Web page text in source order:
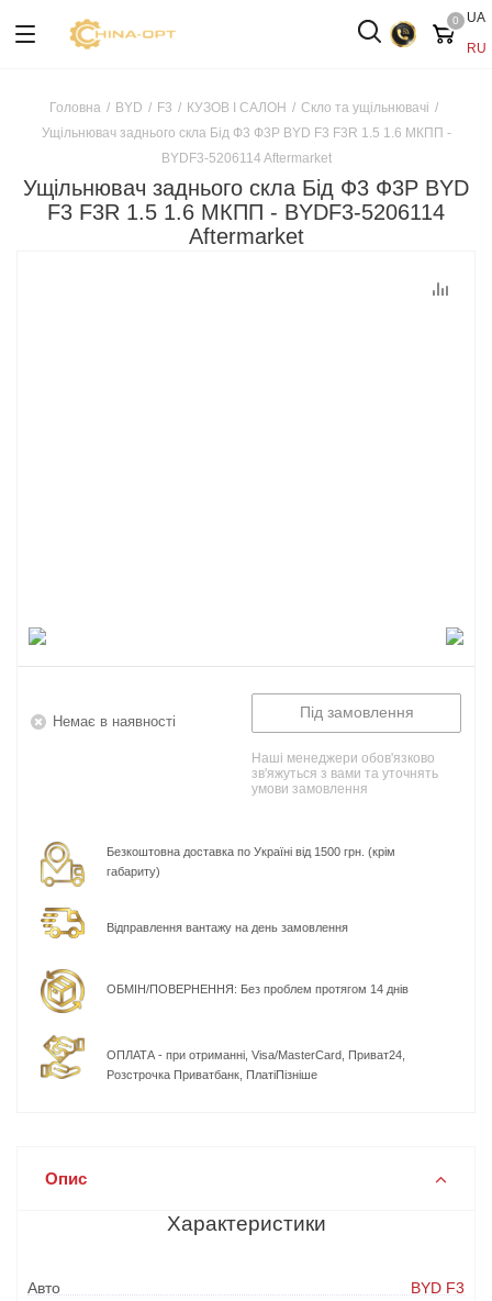
UA
RU
0
Головна / BYD / F3 / КУЗОВ І САЛОН / Скло та ущільнювачі /
Ущільнювач заднього скла Бід Ф3 Ф3Р BYD F3 F3R 1.5 1.6 МКПП -
BYDF3-5206114 Aftermarket
Ущільнювач заднього скла Бід Ф3 Ф3Р BYD
F3 F3R 1.5 1.6 МКПП - BYDF3-5206114
Aftermarket
Немає в наявності
Під замовлення
Наші менеджери обов'язково
зв'яжуться з вами та уточнять
умови замовлення
Безкоштовна доставка по Україні від 1500 грн. (крім
габариту)
Відправлення вантажу на день замовлення
ОБМІН/ПОВЕРНЕННЯ: Без проблем протягом 14 днів
ОПЛАТА - при отриманні, Visa/MasterCard, Приват24,
Розстрочка Приватбанк, ПлатіПізніше
Опис
Характеристики
Авто
BYD F3